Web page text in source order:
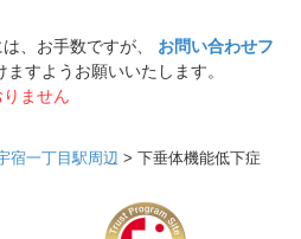
、お手数ですが、 お問い合わせフ
すようお願いいたします。
ません
宿一丁目駅周辺 > 下垂体機能低下症